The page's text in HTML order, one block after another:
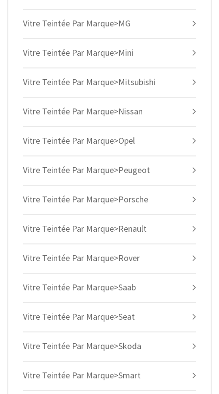
Vitre Teintée Par Marque>MG
Vitre Teintée Par Marque>Mini
Vitre Teintée Par Marque>Mitsubishi
Vitre Teintée Par Marque>Nissan
Vitre Teintée Par Marque>Opel
Vitre Teintée Par Marque>Peugeot
Vitre Teintée Par Marque>Porsche
Vitre Teintée Par Marque>Renault
Vitre Teintée Par Marque>Rover
Vitre Teintée Par Marque>Saab
Vitre Teintée Par Marque>Seat
Vitre Teintée Par Marque>Skoda
Vitre Teintée Par Marque>Smart